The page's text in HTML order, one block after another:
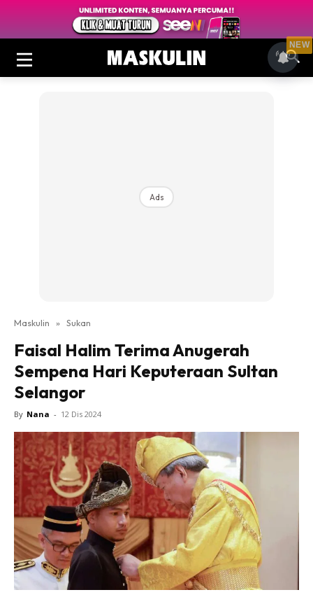
Ads
Maskulin » Sukan
Faisal Halim Terima Anugerah
Sempena Hari Keputeraan Sultan
Selangor
By Nana - 12 Dis 2024
NEW